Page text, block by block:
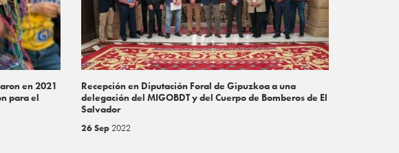
en 2021
para el
Recepción en Diputación Foral de Gipuzkoa a una
delegación del MIGOBDT y del Cuerpo de Bomberos de El
Salvador
26 Sep 2022